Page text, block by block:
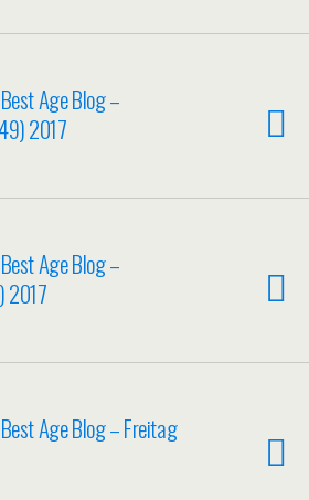
Age Blog –
2017
Age Blog –
2017
Age Blog – Freitag